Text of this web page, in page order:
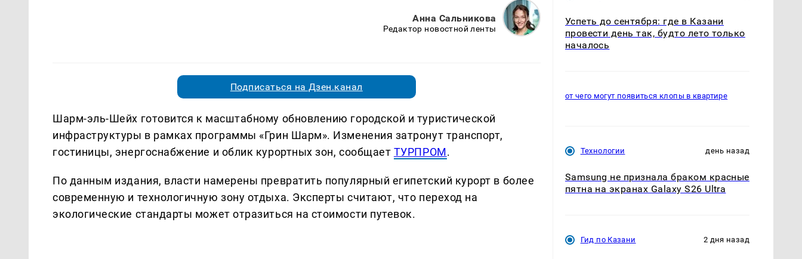
Анна Сальникова
Редактор новостной ленты
Подписаться на Дзен.канал
Шарм-эль-Шейх готовится к масштабному обновлению городской и туристической
инфраструктуры в рамках программы «Грин Шарм». Изменения затронут транспорт,
гостиницы, энергоснабжение и облик курортных зон, сообщает ТУРПРОМ.
По данным издания, власти намерены превратить популярный египетский курорт в более
современную и технологичную зону отдыха. Эксперты считают, что переход на
экологические стандарты может отразиться на стоимости путевок.
Успеть до сентября: где в Казани
провести день так, будто лето только
началось
от чего могут появиться клопы в квартире
Технологии день назад
Samsung не признала браком красные
пятна на экранах Galaxy S26 Ultra
Гид по Казани 2 дня назад